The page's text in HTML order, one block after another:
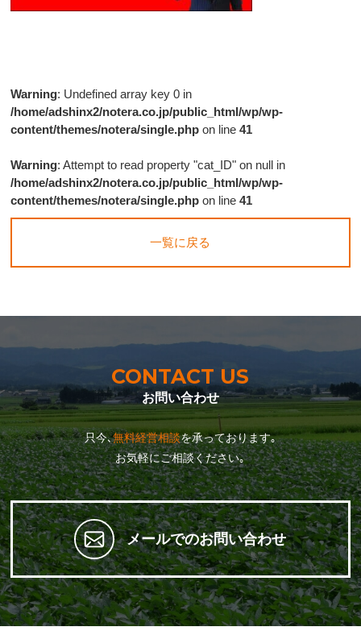
Warning: Undefined array key 0 in
/home/adshinx2/notera.co.jp/public_html/wp/wp-
content/themes/notera/single.php on line41
Warning: Attempt to read property "cat_ID" on null in
/home/adshinx2/notera.co.jp/public_html/wp/wp-
content/themes/notera/single.php on line41
一覧に戻る
CONTACT US
お問い合わせ
只今､無料経営相談を承っております｡
お気軽にご相談ください｡
メールでのお問い合わせ